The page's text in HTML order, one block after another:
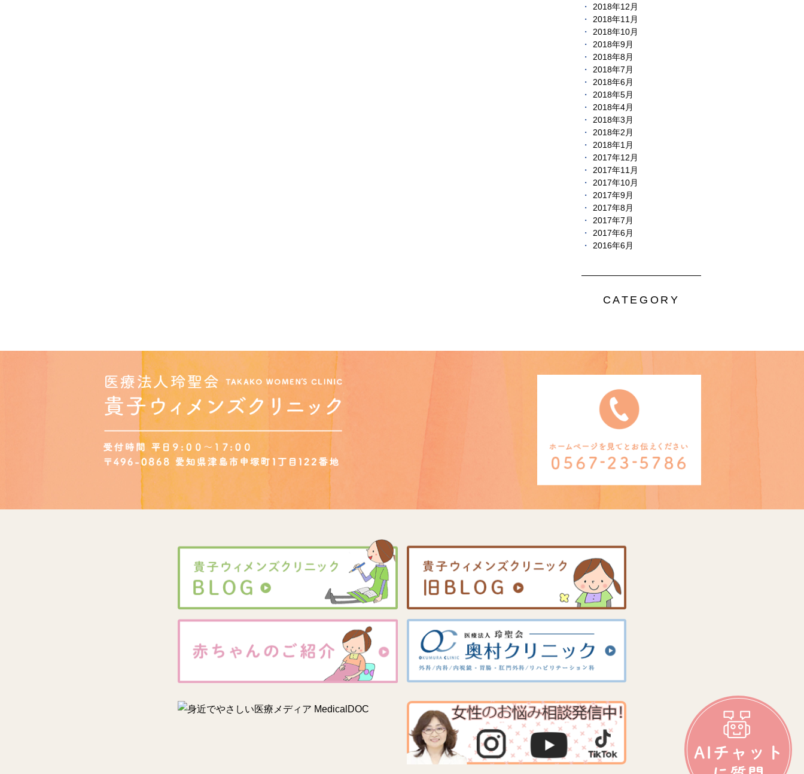
2018年12月
2018年11月
2018年10月
2018年9月
2018年8月
2018年7月
2018年6月
2018年5月
2018年4月
2018年3月
2018年2月
2018年1月
2017年12月
2017年11月
2017年10月
2017年9月
2017年8月
2017年7月
2017年6月
2016年6月
CATEGORY